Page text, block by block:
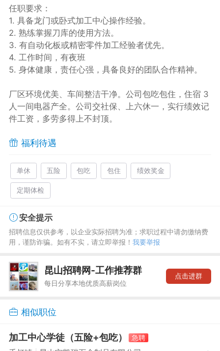
任职要求：
1. 具备龙门或卧式加工中心操作经验。
2. 熟练掌握刀库的使用方法。
3. 有自动化板或精密零件加工经验者优先。
4. 工作时间，有夜班
5. 身体健康，责任心强，具备良好的团队合作精神。
厂区环境优美、车间整洁干净。公司包吃包住，住宿 3
人一间电器产全。公司交社保、上六休一，实行绩效记
件工资，多劳多得上不封顶。
福利待遇
单休 五险 包吃 包住 绩效奖金
定期体检
安全提示
招聘信息仅供参考，以企业实际招聘为准；求职过程中请勿缴纳费
用，谨防诈骗。如有不实，请立即举报！ 我要举报
昆山招聘网-工作推荐群
每日分享本地优质高薪岗位
点击进群
相似职位
加工中心学徒（五险+包吃）
急聘